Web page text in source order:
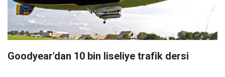
Goodyear'dan 10 bin liseliye trafik dersi